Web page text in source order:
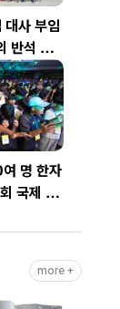
대사 부임
반석 위
도약 기
명 한자
국제 청
more +